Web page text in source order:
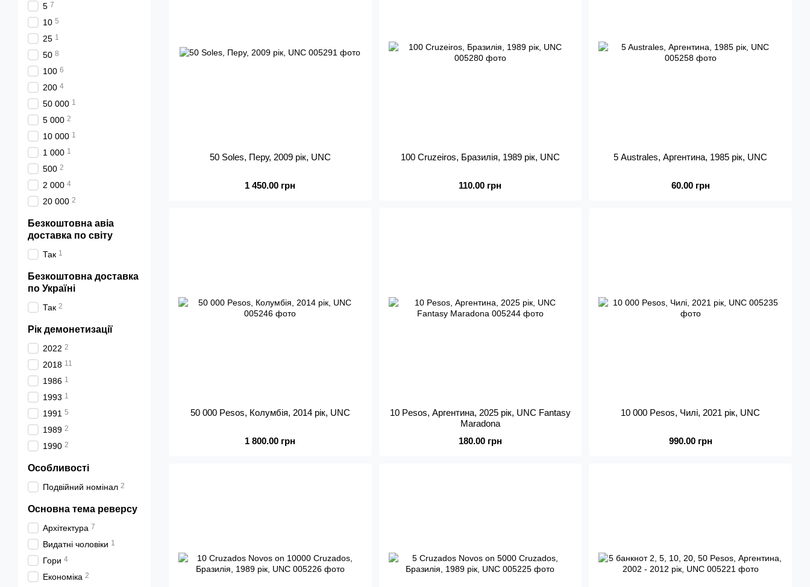
50 Soles, Перу, 2009 рік, UNC
1 450.00 грн
100 Cruzeiros, Бразилія, 1989 рік, UNC
110.00 грн
5 Australes, Аргентина, 1985 рік, UNC
60.00 грн
50 000 Pesos, Колумбія, 2014 рік, UNC
1 800.00 грн
10 Pesos, Аргентина, 2025 рік, UNC Fantasy
Maradona
180.00 грн
10 000 Pesos, Чилі, 2021 рік, UNC
990.00 грн
5 7
10 5
25 1
50 8
100 6
200 4
50 000 1
5 000 2
10 000 1
1 000 1
500 2
2 000 4
20 000 2
Безкоштовна авіа
доставка по світу
Так 1
Безкоштовна доставка
по Україні
Так 2
Рік демонетизації
2022 2
2018 11
1986 1
1993 1
1991 5
1989 2
1990 2
Особливості
Подвійний номінал 2
Основна тема реверсу
Архітектура 7
Видатні чоловіки 1
Гори 4
Економіка 2